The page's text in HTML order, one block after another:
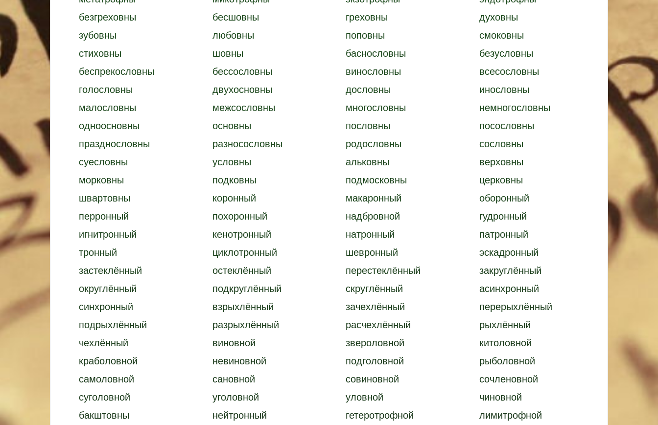
безгреховны
бесшовны греховны
духовны
зубовны
любовны поповны
смоковны
стиховны
шовны баснословны
безусловны
беспрекословны
бессословны винословны
всесословны
голословны
двухосновны дословны
инословны
малословны
межсословны многословны
немногословны
одноосновны
основны пословны
посословны
празднословны
разносословны родословны
сословны
суесловны
условны альковны
верховны
морковны
подковны подмосковны
церковны
швартовны
коронный макаронный
оборонный
перронный
похоронный надбровной
гудронный
игнитронный
кенотронный натронный
патронный
тронный
циклотронный шевронный
эскадронный
застеклённый
остеклённый перестеклённый
закруглённый
округлённый
подкруглённый скруглённый
асинхронный
синхронный
взрыхлённый зачехлённый
перерыхлённый
подрыхлённый
разрыхлённый расчехлённый
рыхлённый
чехлённый
виновной звероловной
китоловной
краболовной
невиновной подголовной
рыболовной
самоловной
сановной совиновной
сочленовной
суголовной
уголовной уловной
чиновной
бакштовны
нейтронный гетеротрофной
лимитрофной